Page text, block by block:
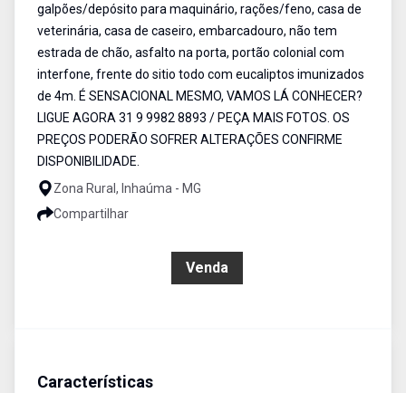
galpões/depósito para maquinário, rações/feno, casa de
veterinária, casa de caseiro, embarcadouro, não tem
estrada de chão, asfalto na porta, portão colonial com
interfone, frente do sitio todo com eucaliptos imunizados
de 4m. É SENSACIONAL MESMO, VAMOS LÁ CONHECER?
LIGUE AGORA 31 9 9982 8893 / PEÇA MAIS FOTOS. OS
PREÇOS PODERÃO SOFRER ALTERAÇÕES CONFIRME
DISPONIBILIDADE.
Zona Rural, Inhaúma - MG
Compartilhar
Venda
Características